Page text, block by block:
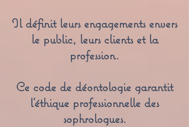
Il définit leurs engagements envers
le public, leurs clients et la
profession.
Ce code de déontologie garantit
l’éthique professionnelle des
sophrologues.